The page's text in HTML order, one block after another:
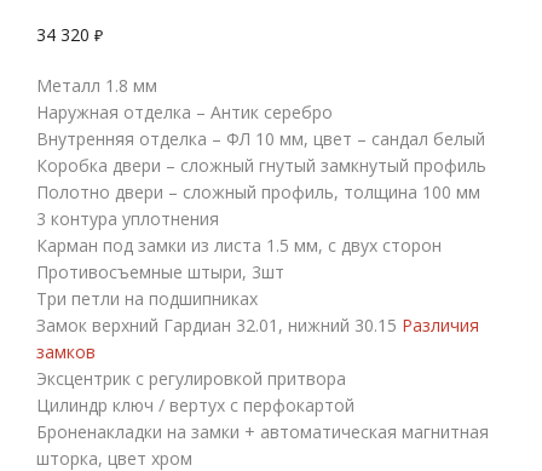
34 320 ₽
Металл 1.8 мм
Наружная отделка – Антик серебро
Внутренняя отделка – ФЛ 10 мм, цвет – сандал белый
Коробка двери – сложный гнутый замкнутый профиль
Полотно двери – сложный профиль, толщина 100 мм
3 контура уплотнения
Карман под замки из листа 1.5 мм, с двух сторон
Противосъемные штыри, 3шт
Три петли на подшипниках
Замок верхний Гардиан 32.01, нижний 30.15 Различия
замков
Эксцентрик с регулировкой притвора
Цилиндр ключ / вертух с перфокартой
Броненакладки на замки + автоматическая магнитная
шторка, цвет хром